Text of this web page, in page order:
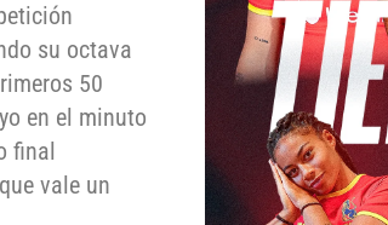
su octava
50
en el minuto
final
que vale un